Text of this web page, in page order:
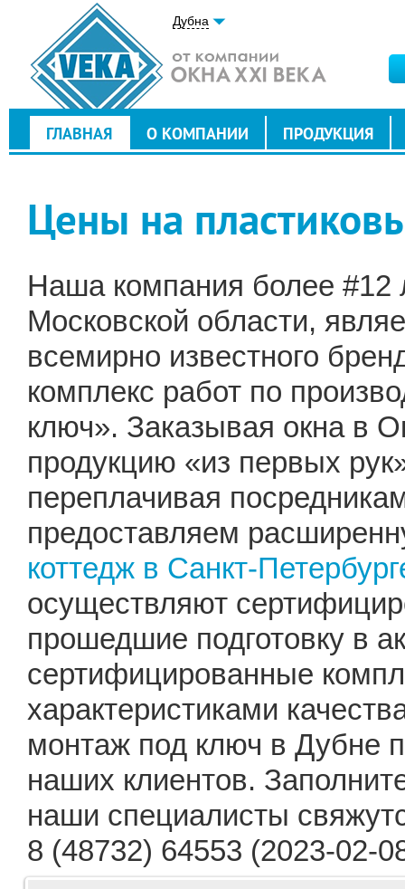
Дубна
ГЛАВНАЯ О КОМПАНИИ ПРОДУКЦИЯ
Цены на
Наша компания более #12
Московской области,
всемирно известного
комплекс работ по
ключ». Заказывая окна в
продукцию «из первых
переплачивая
предоставляем
коттедж в Санкт-
осуществляют
прошедшие подготовку в
сертифицированные
характеристиками
монтаж под ключ в Дубне
наших клиентов.
наши специалисты
8 (48732) 64553 (2023-02-